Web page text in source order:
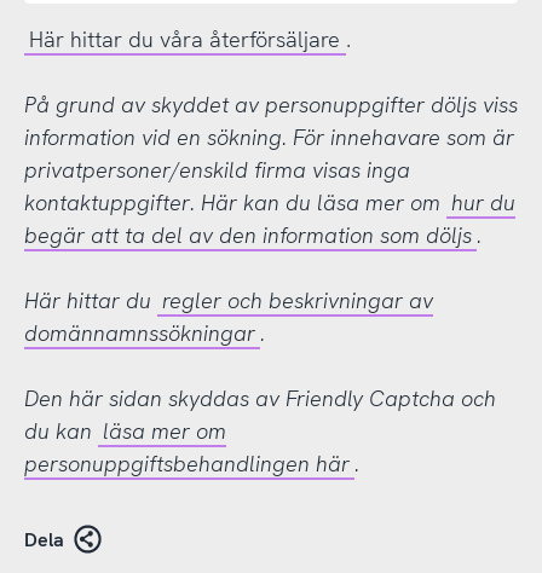
Här hittar du våra återförsäljare .
På grund av skyddet av personuppgifter döljs viss
information vid en sökning. För innehavare som är
privatpersoner/enskild firma visas inga
kontaktuppgifter. Här kan du läsa mer om hur du
begär att ta del av den information som döljs .
Här hittar du regler och beskrivningar av
domännamnssökningar .
Den här sidan skyddas av Friendly Captcha och
du kan läsa mer om
personuppgiftsbehandlingen här .
Dela